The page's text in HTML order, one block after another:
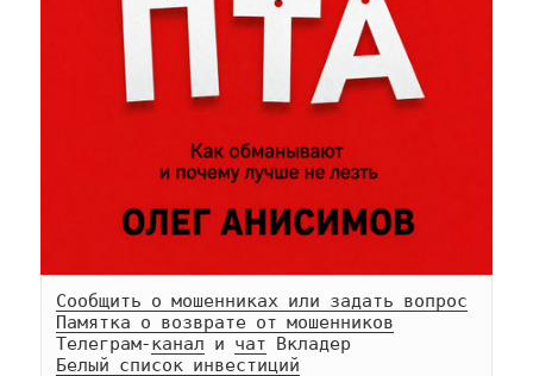
Сообщить о мошенниках или задать вопрос
Памятка о возврате от мошенников
Телеграм-канал и чат
Белый список инвестиций